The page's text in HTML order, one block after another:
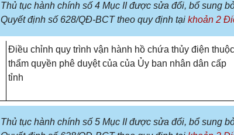
Thủ tục hành chính số 4 Mục II được sửa đổi, bổ sung
Quyết định số 628/QĐ-BCT theo quy định tại khoản 2
Điều chỉnh quy trình vận hành hồ chứa thủy điện thuộc
thẩm quyền phê duyệt của của Ủy ban nhân dân cấp
tỉnh
Thủ tục hành chính số 5 Mục II được sửa đổi, bổ sung